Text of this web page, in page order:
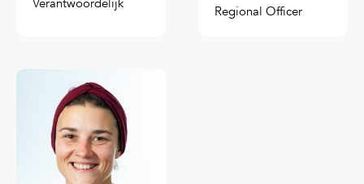
Verantwoordelijk
Regional Officer